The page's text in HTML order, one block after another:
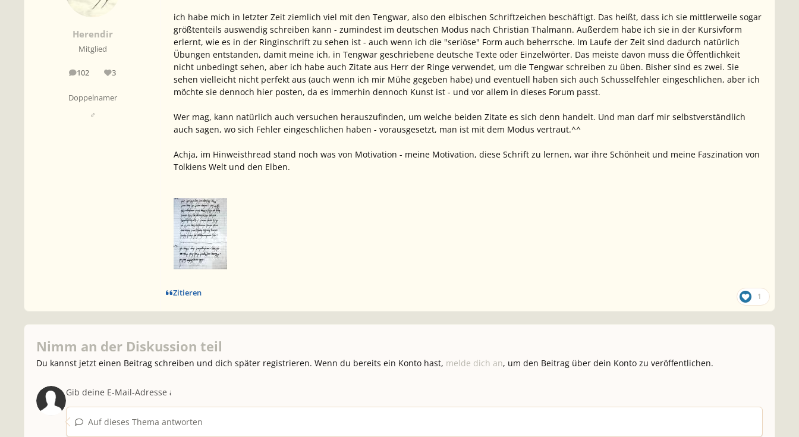
Herendir
Mitglied
102
Beiträge 3
Reputation
Doppelnamer
♂
ich habe mich in letzter Zeit ziemlich viel mit den Tengwar, also den elbischen Schriftzeichen beschäftigt. Das heißt, dass ich sie mittlerweile sogar
größtenteils auswendig schreiben kann - zumindest im deutschen Modus nach Christian Thalmann. Außerdem habe ich sie in der Kursivform
erlernt, wie es in der Ringinschrift zu sehen ist - auch wenn ich die "seriöse" Form auch beherrsche. Im Laufe der Zeit sind dadurch natürlich
Übungen entstanden, damit meine ich, in Tengwar geschriebene deutsche Texte oder Einzelwörter. Das meiste davon muss die Öffentlichkeit
nicht unbedingt sehen, aber ich habe auch Zitate aus Herr der Ringe verwendet, um die Tengwar schreiben zu üben. Bisher sind es zwei. Sie
sehen vielleicht nicht perfekt aus (auch wenn ich mir Mühe gegeben habe) und eventuell haben sich auch Schusselfehler eingeschlichen, aber ich
möchte sie dennoch hier posten, da es immerhin dennoch Kunst ist - und vor allem in dieses Forum passt.
Wer mag, kann natürlich auch versuchen herauszufinden, um welche beiden Zitate es sich denn handelt. Und man darf mir selbstverständlich
auch sagen, wo sich Fehler eingeschlichen haben - vorausgesetzt, man ist mit dem Modus vertraut.^^
Achja, im Hinweisthread stand noch was von Motivation - meine Motivation, diese Schrift zu lernen, war ihre Schönheit und meine Faszination von
Tolkiens Welt und den Elben.
Zitieren 1
Nimm an der Diskussion teil
Du kannst jetzt einen Beitrag schreiben und dich später registrieren. Wenn du bereits ein Konto hast, melde dich an, um den Beitrag über dein Konto zu veröffentlichen.
Auf dieses Thema antworten